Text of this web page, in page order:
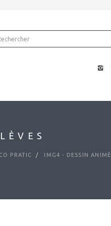
PRATIC IMG4 - DESSIN ANIMÉ